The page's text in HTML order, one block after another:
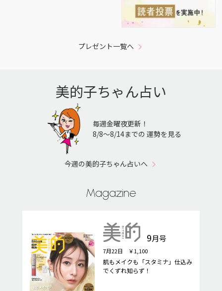
プレゼント一覧へ
美的子ちゃん占い
毎週金曜夜更新！
8/8〜8/14までの 運勢を見る
今週の美的子ちゃん占いへ
Magazine
9月号
7月22日 ￥1,100
肌もメイクも「スタミナ」仕込み
でくずれ知らず！